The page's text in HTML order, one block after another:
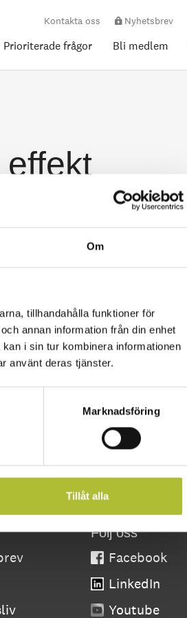
Om
tillhandahålla funktioner för
annan information från din enhet
i sin tur kombinera informationen
använt deras tjänster.
Marknadsföring
Tillåt alla
Prioriterade frågor Bli medlem
Kontakta oss Nyhetsbrev
Följ oss
Facebook
LinkedIn
Youtube